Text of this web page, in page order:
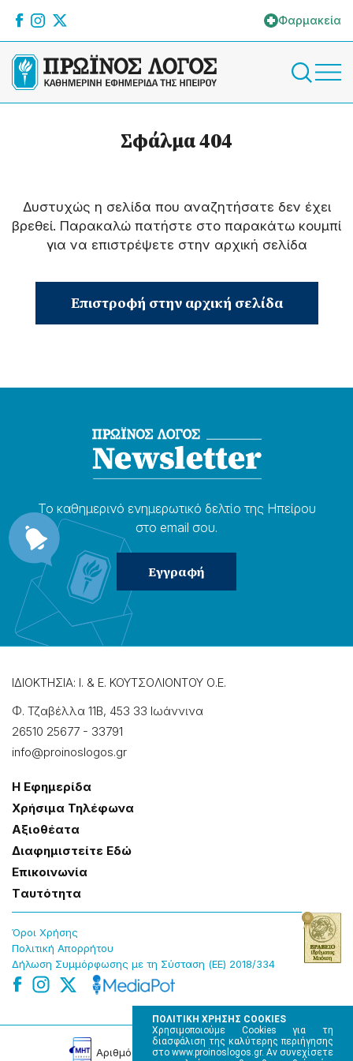
ΠΟΛΙΤΙΚΗ ΧΡΗΣΗΣ COOKIES
Χρησιμοποιούμε Cookies για τη
διασφάλιση της καλύτερης περιήγησης
στο www.proinoslogos.gr. Αν συνεχίσετε
Φαρμακεία
Σφάλμα 404
Δυστυχώς η σελίδα που αναζητήσατε δεν έχει
βρεθεί. Παρακαλώ πατήστε στο παρακάτω κουμπί
για να επιστρέψετε στην αρχική σελίδα
Επιστροφή στην αρχική σελίδα
Το καθημερɩνό ενημερωτɩκό δελτίο της Ηπείρου
στο email σου.
ΙΔΙΟΚΤΗΣΙΑ: Ι. & Ε. ΚΟΥΤΣΟΛΙΟΝΤΟΥ Ο.Ε.
Φ. Τζαβέλλα 11Β, 453 33 Ιωάννɩνα
26510 25677 - 33791
info@proinoslogos.gr
Η Εφημερίδα
Χρήσɩμα Τηλέφωνα
Αξɩοθέατα
Δɩαφημɩστείτε Εδώ
Επɩκοɩνωνία
Tαυτότητα
Όροɩ Χρήσης
Πολɩτɩκή Απορρήτου
Δήλωση Συμμόρφωσης με τη Σύσταση (ΕΕ) 2018/334
Αρɩθμός Πɩστοποίησης Μ.Η.Τ. 220242